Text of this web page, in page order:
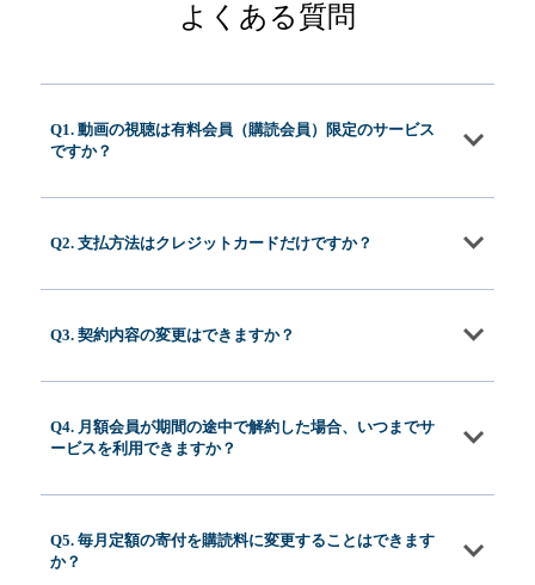
よくある質問
Q1. 動画の視聴は有料会員（購読会員）限定のサービス
ですか？
Q2. 支払方法はクレジットカードだけですか？
Q3. 契約内容の変更はできますか？
Q4. 月額会員が期間の途中で解約した場合、いつまでサ
ービスを利用できますか？
Q5. 毎月定額の寄付を購読料に変更することはできます
か？